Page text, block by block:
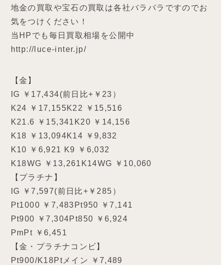
地金の買取や宝石の買取は各社バラバラですのでお
気をつけください！
当HPでも毎日買取相場を公開中
http://luce-inter.jp/
【金】
IG ￥17,434(前日比+￥23）
K24 ￥17,155K22 ￥15,516
K21.6 ￥15,341K20 ￥14,156
K18 ￥13,094K14 ￥9,832
K10 ￥6,921 K9 ￥6,032
K18WG ￥13,261K14WG ￥10,060
【プラチナ】
IG ￥7,597(前日比+￥285）
Pt1000 ￥7,483Pt950 ￥7,141
Pt900 ￥7,304Pt850 ￥6,924
PmPt ￥6,451
【金・プラチナコンビ】
Pt900/K18Ptメイン ￥7,489